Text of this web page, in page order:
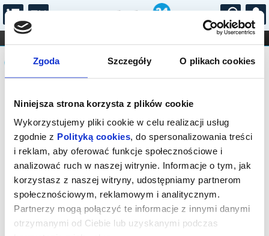
Zgoda Szczegóły O plikach cookies
Niniejsza strona korzysta z plików cookie
Wykorzystujemy pliki cookie w celu realizacji usług
zgodnie z Polityką cookies, do spersonalizowania treści
i reklam, aby oferować funkcje społecznościowe i
analizować ruch w naszej witrynie. Informacje o tym, jak
korzystasz z naszej witryny, udostępniamy partnerom
społecznościowym, reklamowym i analitycznym.
Partnerzy mogą połączyć te informacje z innymi danymi
otrzymanymi od Ciebie lub uzyskanymi podczas
...
FILHARMONIA OPERA I BALET
STAND-UP
DLA DZIECI
Komunikat
Sprzedaż biletów on-line na wydarzenie
została zakończona.